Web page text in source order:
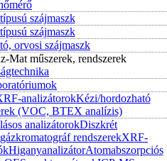
szájmaszk
szájmaszk
orvosi szájmaszk
Mat műszerek, rendszerek
analizátorokKézi/hordozható
(VOC, BTEX analízis)
analizátorokDiszkrét
rendszerekXRF-
HiganyanalizátorAtomabszorpciós